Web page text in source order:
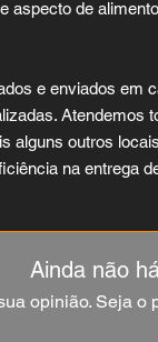
aspecto de alimento
e enviados em
Atendemos
alguns outros
na entrega
Ainda não
opinião. Seja o